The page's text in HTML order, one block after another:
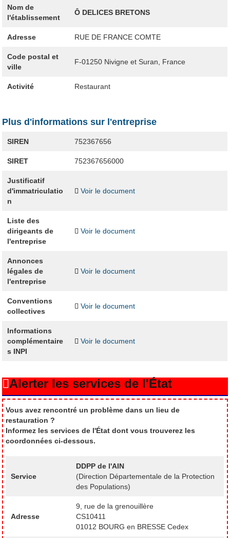
Nom de
l'établissement
Ô DELICES BRETONS
Adresse RUE DE FRANCE COMTE
Code postal et
ville
F-01250 Nivigne et Suran, France
Activité Restaurant
Plus d'informations sur l'entreprise
SIREN 752367656
SIRET 752367656000
Justificatif
d'immatriculatio
n
Voir le document
Liste des
dirigeants de
l'entreprise
Voir le document
Annonces
légales de
l'entreprise
Voir le document
Conventions
collectives
Voir le document
Informations
complémentaire
s INPI
Voir le document
Alerter les services de l'État
Vous avez rencontré un problème dans un lieu de
restauration ?
Informez les services de l'État dont vous trouverez les
coordonnées ci-dessous.
Service
DDPP de l'AIN
(Direction Départementale de la Protection
des Populations)
Adresse
9, rue de la grenouillère
CS10411
01012 BOURG en BRESSE Cedex